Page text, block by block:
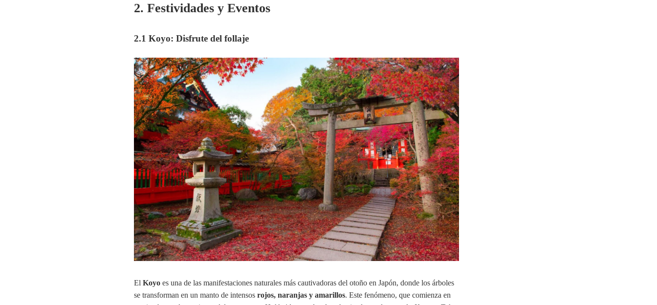
2. Festividades y Eventos
2.1 Koyo: Disfrute del follaje
El Koyo es una de las manifestaciones naturales más cautivadoras del otoño en Japón, donde los árboles
se transforman en un manto de intensos rojos, naranjas y amarillos. Este fenómeno, que comienza en